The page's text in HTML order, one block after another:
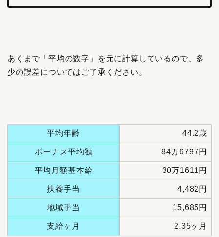
あくまで「平均の数字」を元に計算しているので、多
少の誤差についてはご了承ください。
平均年齢 44.2歳
ボーナス平均額 84万6797円
平均月額基本給 30万1611円
扶養手当 4,482円
地域手当 15,685円
支給ヶ月 2.35ヶ月